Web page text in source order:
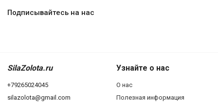
Подписывайтесь на нас
SilaZolota.ru
+79265024045
silazolota@gmail.com
Узнайте о нас
О нас
Полезная информация